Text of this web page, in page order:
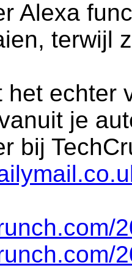
Alexa
terwijl
het echter
je
bij